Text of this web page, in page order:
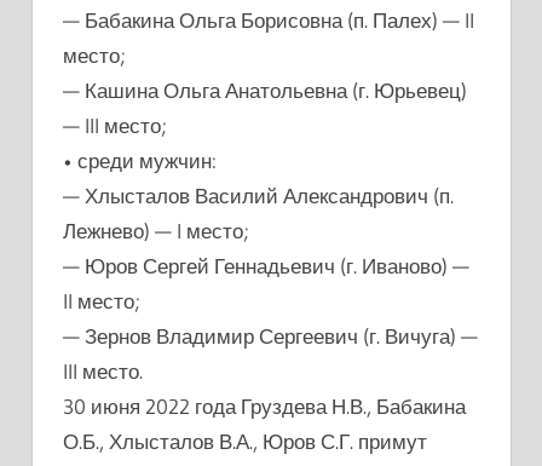
— Бабакина Ольга Борисовна (п. Палех) — II
место;
— Кашина Ольга Анатольевна (г. Юрьевец)
— III место;
• среди мужчин:
— Хлысталов Василий Александрович (п.
Лежнево) — I место;
— Юров Сергей Геннадьевич (г. Иваново) —
II место;
— Зернов Владимир Сергеевич (г. Вичуга) —
III место.
30 июня 2022 года Груздева Н.В., Бабакина
О.Б., Хлысталов В.А., Юров С.Г. примут